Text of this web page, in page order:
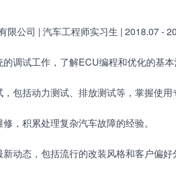
限公司 | 汽车工程师实习生 | 2018.07 -
调试工作，了解ECU编程和优化的基本
包括动力测试、排放测试等，掌握使用
，积累处理复杂汽车故障的经验。
动态，包括流行的改装风格和客户偏好